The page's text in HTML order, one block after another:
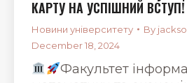
КАРТУ НА УСПІШНИЙ ВСТУП!
Новини університету By
December 18, 2024
Факультет